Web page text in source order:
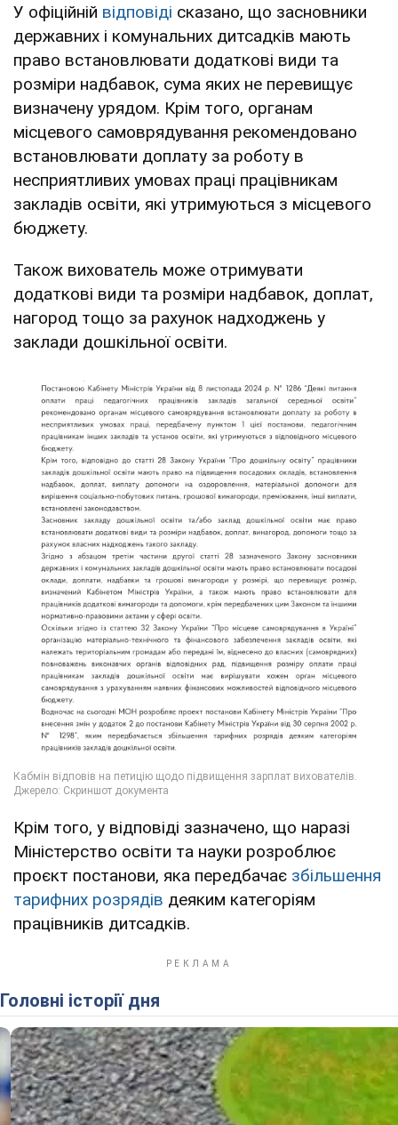
У офіційній відповіді сказано, що засновники
державних і комунальних дитсадків мають
право встановлювати додаткові види та
розміри надбавок, сума яких не перевищує
визначену урядом. Крім того, органам
місцевого самоврядування рекомендовано
встановлювати доплату за роботу в
несприятливих умовах праці працівникам
закладів освіти, які утримуються з місцевого
бюджету.
Також вихователь може отримувати
додаткові види та розміри надбавок, доплат,
нагород тощо за рахунок надходжень у
заклади дошкільної освіти.
Крім того, у відповіді зазначено, що наразі
Міністерство освіти та науки розроблює
проєкт постанови, яка передбачає збільшення
тарифних розрядів деяким категоріям
працівників дитсадків.
Головні історії дня